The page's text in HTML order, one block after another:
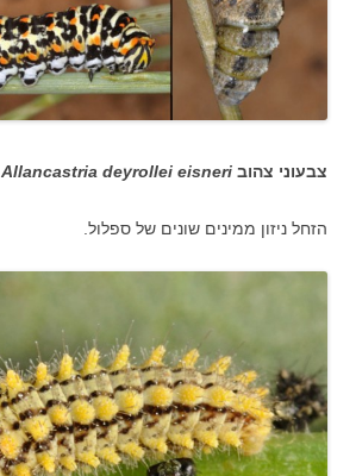
צבעוני צהוב Allancastria deyrollei eisneri
הזחל ניזון ממינים שונים של ספלול.